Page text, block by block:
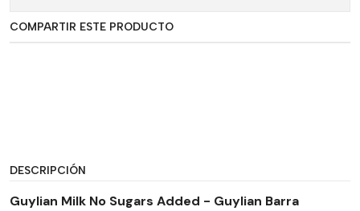
COMPARTIR ESTE PRODUCTO
DESCRIPCIÓN
Guylian Milk No Sugars Added - Guylian Barra